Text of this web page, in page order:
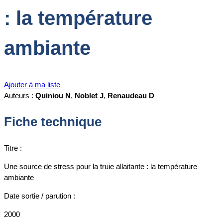
: la température
ambiante
Ajouter à ma liste
Auteurs : Quiniou N, Noblet J, Renaudeau D
Fiche technique
Titre :
Une source de stress pour la truie allaitante : la température
ambiante
Date sortie / parution :
2000